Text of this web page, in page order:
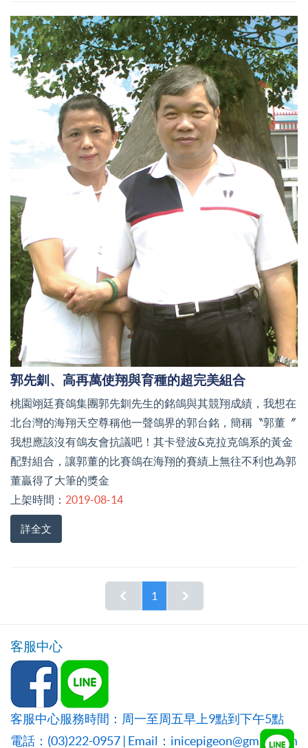
郭先釧、高再萬使翔與育種的超完美組合
桃園翊廷賽鴿集團郭先釧先生的銘鴿與其競翔成績，我想在
北台灣的海翔天空尊稱他一聲鴿界的郭台銘，簡稱〝郭董〞
我想應該沒有鴿友會抗議吧！其卡登波&克拉克鴿系的黃金
配對組合，讓郭董的比賽鴿在海翔的賽績上無往不利也為郭
董贏得了大筆的獎金
上架時間： 2019-08-14
詳全文
1
客服中心
客服中心服務時間：周一至周五早上9點到下午5點
電話：(03)222-0957 | Email：inicepigeon@gmail.com